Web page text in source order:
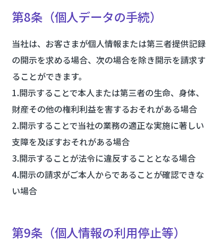
第8条（個人データの手続）
当社は、お客さまが個人情報または第三者提供記録
の開示を求める場合、次の場合を除き開示を請求す
ることができます。
1.開示することで本人または第三者の生命、身体、
財産その他の権利利益を害するおそれがある場合
2.開示することで当社の業務の適正な実施に著しい
支障を及ぼすおそれがある場合
3.開示することが法令に違反することとなる場合
4.開示の請求がご本人からであることが確認できな
い場合
第9条（個人情報の利用停止等）